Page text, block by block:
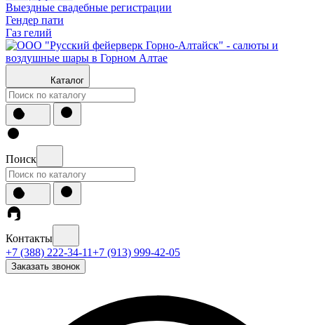
Выездные свадебные регистрации
Гендер пати
Газ гелий
Каталог
Поиск
Контакты
+7 (388) 222-34-11+7 (913) 999-42-05
Заказать звонок